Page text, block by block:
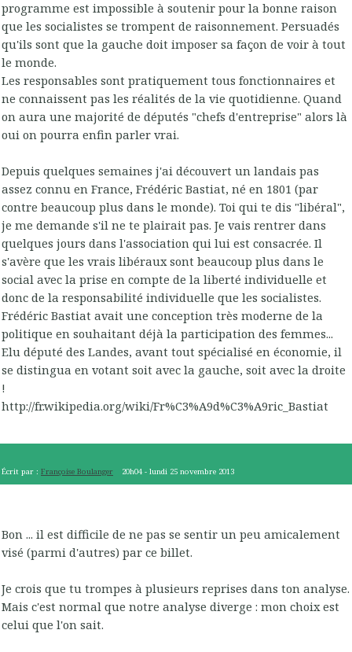
programme est impossible à soutenir pour la bonne raison
que les socialistes se trompent de raisonnement. Persuadés
qu'ils sont que la gauche doit imposer sa façon de voir à tout
le monde.
Les responsables sont pratiquement tous fonctionnaires et
ne connaissent pas les réalités de la vie quotidienne. Quand
on aura une majorité de députés "chefs d'entreprise" alors là
oui on pourra enfin parler vrai.
Depuis quelques semaines j'ai découvert un landais pas
assez connu en France, Frédéric Bastiat, né en 1801 (par
contre beaucoup plus dans le monde). Toi qui te dis "libéral",
je me demande s'il ne te plairait pas. Je vais rentrer dans
quelques jours dans l'association qui lui est consacrée. Il
s'avère que les vrais libéraux sont beaucoup plus dans le
social avec la prise en compte de la liberté individuelle et
donc de la responsabilité individuelle que les socialistes.
Frédéric Bastiat avait une conception très moderne de la
politique en souhaitant déjà la participation des femmes...
Elu député des Landes, avant tout spécialisé en économie, il
se distingua en votant soit avec la gauche, soit avec la droite
!
http://fr.wikipedia.org/wiki/Fr%C3%A9d%C3%A9ric_Bastiat
Écrit par : Françoise Boulanger 20h04 -lundi 25 novembre 2013
Bon ... il est difficile de ne pas se sentir un peu amicalement
visé (parmi d'autres) par ce billet.
Je crois que tu trompes à plusieurs reprises dans ton analyse.
Mais c'est normal que notre analyse diverge : mon choix est
celui que l'on sait.